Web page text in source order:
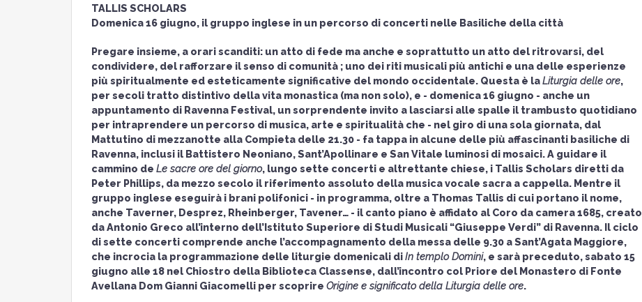
TALLIS SCHOLARS
Domenica 16 giugno, il gruppo inglese in un percorso di concerti nelle Basiliche della città
Pregare insieme, a orari scanditi: un atto di fede ma anche e soprattutto un atto del ritrovarsi, del
condividere, del rafforzare il senso di comunità ; uno dei riti musicali più antichi e una delle esperienze
più spiritualmente ed esteticamente significative del mondo occidentale. Questa è laLiturgia delle ore,
per secoli tratto distintivo della vita monastica (ma non solo), e - domenica 16 giugno - anche un
appuntamento di Ravenna Festival, un sorprendente invito a lasciarsi alle spalle il trambusto quotidiano
per intraprendere un percorso di musica, arte e spiritualità che - nel giro di una sola giornata, dal
Mattutino di mezzanotte alla Compieta delle 21.30 - fa tappa in alcune delle più affascinanti basiliche di
Ravenna, inclusi il Battistero Neoniano, Sant’Apollinare e San Vitale luminosi di mosaici. A guidare il
cammino de Le sacre ore del giorno, lungo sette concerti e altrettante chiese, i Tallis Scholars diretti da
Peter Phillips, da mezzo secolo il riferimento assoluto della musica vocale sacra a cappella. Mentre il
gruppo inglese eseguirà i brani polifonici - in programma, oltre a Thomas Tallis di cui portano il nome,
anche Taverner, Desprez, Rheinberger, Tavener… - il canto piano è affidato al Coro da camera 1685, creato
da Antonio Greco all’interno dell’Istituto Superiore di Studi Musicali “Giuseppe Verdi” di Ravenna. Il ciclo
di sette concerti comprende anche l’accompagnamento della messa delle 9.30 a Sant’Agata Maggiore,
che incrocia la programmazione delle liturgie domenicali diIn templo Domini, e sarà preceduto, sabato 15
giugno alle 18 nel Chiostro della Biblioteca Classense, dall’incontro col Priore del Monastero di Fonte
Avellana Dom Gianni Giacomelli per scoprire Origine e significato della Liturgia delle ore.